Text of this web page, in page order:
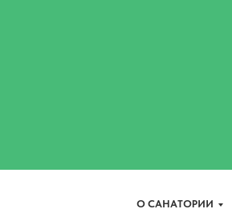
О САНАТОРИИ